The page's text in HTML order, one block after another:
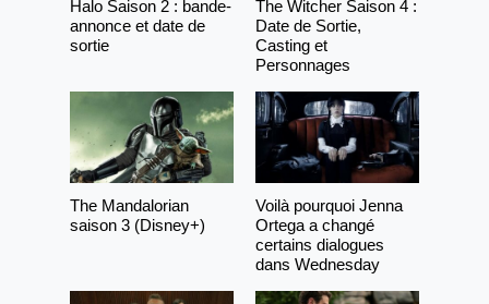
Halo Saison 2 : bande-
annonce et date de
sortie
The Witcher Saison 4 :
Date de Sortie,
Casting et
Personnages
The Mandalorian
saison 3 (Disney+)
Voilà pourquoi Jenna
Ortega a changé
certains dialogues
dans Wednesday